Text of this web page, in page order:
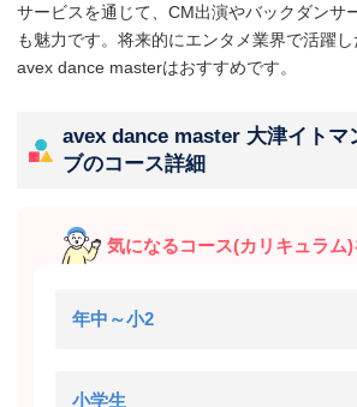
サービスを通じて、CM出演やバックダンサ
も魅力です。将来的にエンタメ業界で活躍
avex dance masterはおすすめです。
avex dance master 大津イトマ
ブのコース詳細
気になるコース(カリキュラム
年中～小2
小学生